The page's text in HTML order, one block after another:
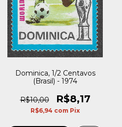
Dominica, 1/2 Centavos
(Brasil) - 1974
R$10,00 R$8,17
R$6,94 com Pix